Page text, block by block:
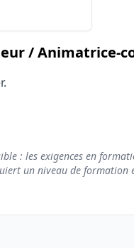
/ Animatrice-
: les exigences en
un niveau de formation